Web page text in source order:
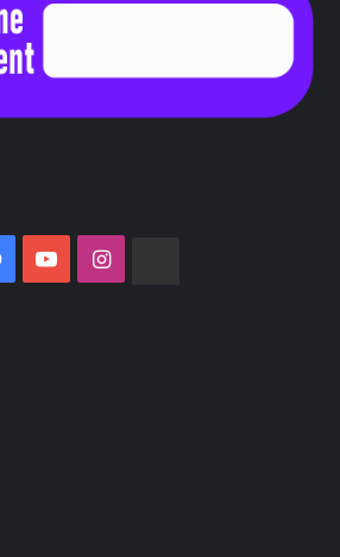
Facebook
YouTubeInstagram